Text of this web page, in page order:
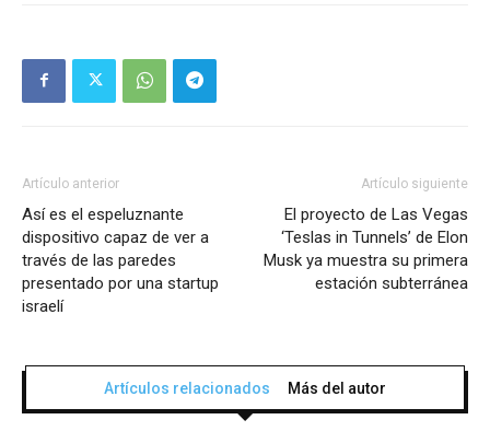
Artículo anterior
Así es el espeluznante
dispositivo capaz de ver a
través de las paredes
presentado por una startup
israelí
Artículo siguiente
El proyecto de Las Vegas
‘Teslas in Tunnels’ de Elon
Musk ya muestra su primera
estación subterránea
Artículos relacionados Más del autor